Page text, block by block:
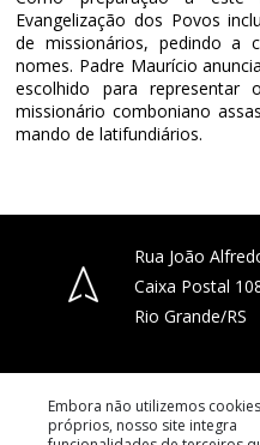
Evangelização dos Povos
de missionários, pedindo a
nomes. Padre Maurício
escolhido para representar
missionário comboniano
mando de latifundiários.
Rua João
Caixa Postal
Rio Grande/RS
Embora não utilizemos cookies
próprios, nosso site integra